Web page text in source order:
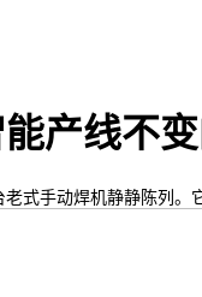
产线不
手动焊机静静陈列。